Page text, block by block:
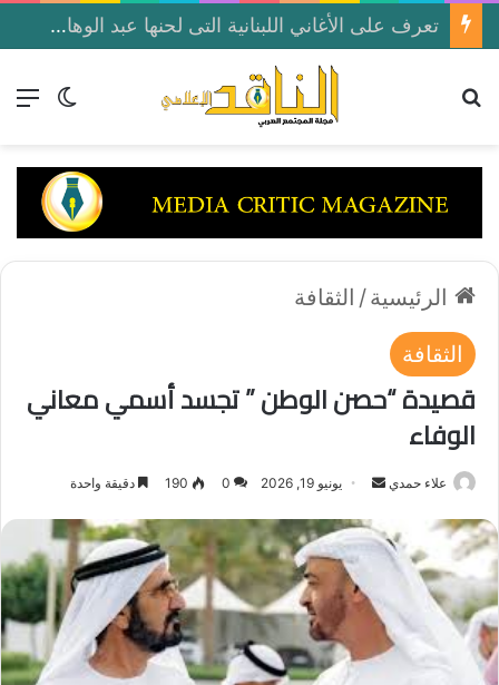
تعرف على الأغاني اللبنانية التى لحنها عبد الوهاب لصباح فى أغاني منسيه على إذاعة القاهرة الكبرى الأخذ
الوضع
الرئيسية/ الثقافة
الثقافة
قصيدة “حصن الوطن ” تجسد أسمي معاني
الوفاء
علاء حمدي
س
ر
د
يونيو 19, 2026 0
190 دقيقة واحدة